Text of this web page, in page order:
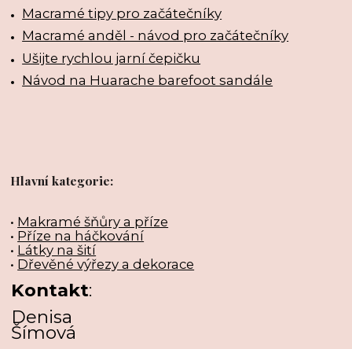
Macramé tipy pro začátečníky
Macramé anděl - návod pro začátečníky
Ušijte rychlou jarní čepičku
Návod na Huarache barefoot sandále
Hlavní kategorie:
• Makramé šňůry a příze
• Příze na háčkování
• Látky na šití
• Dřevěné výřezy a dekorace
Kontakt:
Denisa
Šímová